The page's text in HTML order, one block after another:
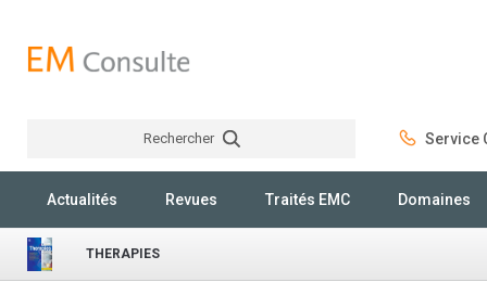
Rechercher Service
Actualités Revues Traités EMC Domaines
THERAPIES